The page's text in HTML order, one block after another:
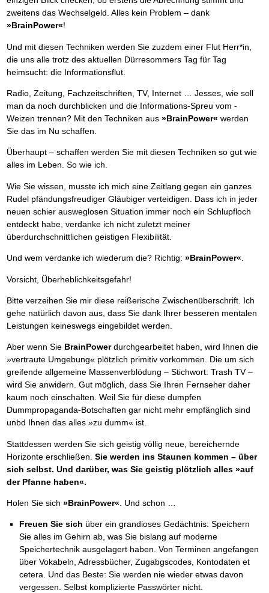
zweitens das Wechselgeld. Alles kein Problem – dank
»BrainPower«!
Und mit diesen Techniken werden Sie zuzdem einer Flut Herr*in,
die uns alle trotz des aktuellen Dürresommers Tag für Tag
heimsucht: die Informationsflut.
Radio, Zeitung, Fachzeitschriften, TV, Internet … Jesses, wie soll
man da noch durchblicken und die Informations-Spreu vom -
Weizen trennen? Mit den Techniken aus »BrainPower« werden
Sie das im Nu schaffen.
Überhaupt – schaffen werden Sie mit diesen Techniken so gut wie
alles im Leben. So wie ich.
Wie Sie wissen, musste ich mich eine Zeitlang gegen ein ganzes
Rudel pfändungsfreudiger Gläubiger verteidigen. Dass ich in jeder
neuen schier ausweglosen Situation immer noch ein Schlupfloch
entdeckt habe, verdanke ich nicht zuletzt meiner
überdurchschnittlichen geistigen Flexibilität.
Und wem verdanke ich wiederum die? Richtig: »BrainPower«
Vorsicht, Überheblichkeitsgefahr!
Bitte verzeihen Sie mir diese reißerische Zwischenüberschrift. Ich
gehe natürlich davon aus, dass Sie dank Ihrer besseren mentalen
Leistungen keineswegs eingebildet werden.
Aber wenn Sie BrainPowerdurchgearbeitet haben, wird Ihnen die
»vertraute Umgebung« plötzlich primitiv vorkommen. Die um sich
greifende allgemeine Massenverblödung – Stichwort: Trash TV –
wird Sie anwidern. Gut möglich, dass Sie Ihren Fernseher daher
kaum noch einschalten. Weil Sie für diese dumpfen
Dummpropaganda-Botschaften gar nicht mehr empfänglich sind
unbd Ihnen das alles »zu dumm« ist.
Stattdessen werden Sie sich geistig völlig neue, bereichernde
Horizonte erschließen. Sie werden ins Staunen kommen – über
sich selbst. Und darüber, was Sie geistig plötzlich alles »auf
der Pfanne haben«.
Holen Sie sich »BrainPower« . Und schon …
Freuen Sie sich über ein grandioses Gedächtnis: Speichern
Sie alles im Gehirn ab, was Sie bislang auf moderne
Speichertechnik ausgelagert haben. Von Terminen angefangen
über Vokabeln, Adressbücher, Zugabgscodes, Kontodaten et
cetera. Und das Beste: Sie werden nie wieder etwas davon
vergessen. Selbst komplizierte Passwörter nicht.